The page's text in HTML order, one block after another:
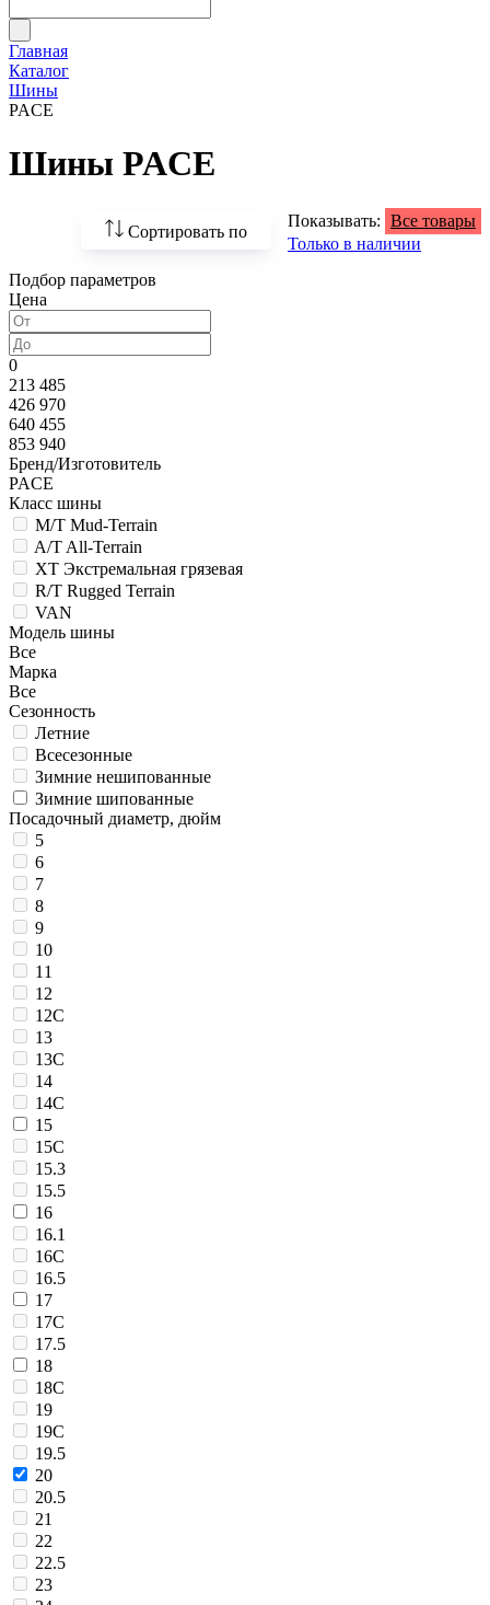
Главная
Каталог
Шины
PACE
Шины PACE
Сортировать по
По возрастанию
По популярности
Показывать: Все товары
Только в наличии
Подбор параметров
Цена
0
213 485
426 970
640 455
853 940
Бренд/Изготовитель
PACE
Класс шины
M/T Mud-Terrain
A/T All-Terrain
XT Экстремальная грязевая
R/T Rugged Terrain
VAN
Модель шины
Все
Марка
Все
Сезонность
Летние
Всесезонные
Зимние нешипованные
Зимние шипованные
Посадочный диаметр, дюйм
5
6
7
8
9
10
11
12
12C
13
13C
14
14C
15
15C
15.3
15.5
16
16.1
16C
16.5
17
17C
17.5
18
18C
19
19C
19.5
20
20.5
21
22
22.5
23